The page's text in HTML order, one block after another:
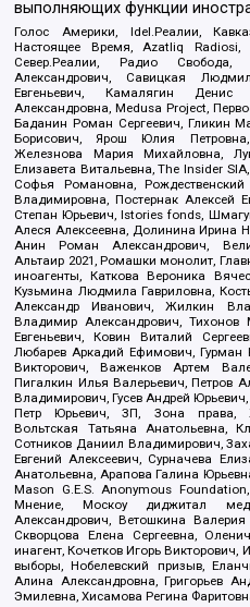
выполняющих функции
Голос Америки, Idel.Реалии,
Настоящее Время, Azatliq Radiosi,
Север.Реалии, Радио Свобода,
Александрович, Савицкая
Евгеньевич, Камалягин
Александровна, Medusa Project,
Баданин Роман Сергеевич, Гликин
Борисович, Ярош Юлия
Железнова Мария Михайловна,
Елизавета Витальевна, The Insider
Софья Романовна,
Владимировна, Постернак Алексей
Степан Юрьевич, Istories fonds,
Алеся Алексеевна, Долинина Ирина
Анин Роман Александрович,
Альтаир 2021, Ромашки монолит,
иноагенты, Каткова Вероника
Кузьмина Людмила Гавриловна,
Александр Иванович, Жилкин
Владимир Александрович, Тихонов
Евгеньевич, Ковин Виталий
Любарев Аркадий Ефимович, Гурман
Викторович, Важенков Артем
Пигалкин Илья Валерьевич, Петров
Владимирович, Гусев Андрей
Петр Юрьевич, ЗП, Зона права,
Вольтская Татьяна Анатольевна,
Сотников Даниил Владимирович,
Евгений Алексеевич, Сурначева
Анатольевна, Арапова Галина
Mason G.E.S. Anonymous
Мнение, Москоу диджитал
Александрович, Ветошкина
Скворцова Елена Сергеевна,
инагент, Кочетков Игорь
выборы, Нобелевский призыв,
Алина Александровна, Григорьев
Эмилевна, Хисамова Регина